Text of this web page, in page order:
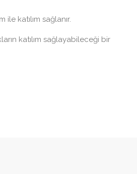
katılım sağlanır.
katılım sağlayabileceği bir